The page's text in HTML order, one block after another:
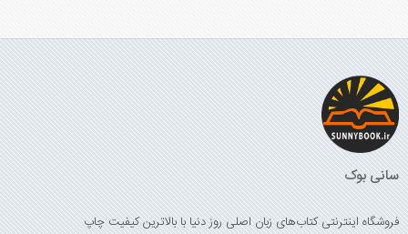
سانی بوک
فروشگاه اینترنتی کتاب‌های زبان اصلی روز دنیا با بالاترین کیفیت چاپ